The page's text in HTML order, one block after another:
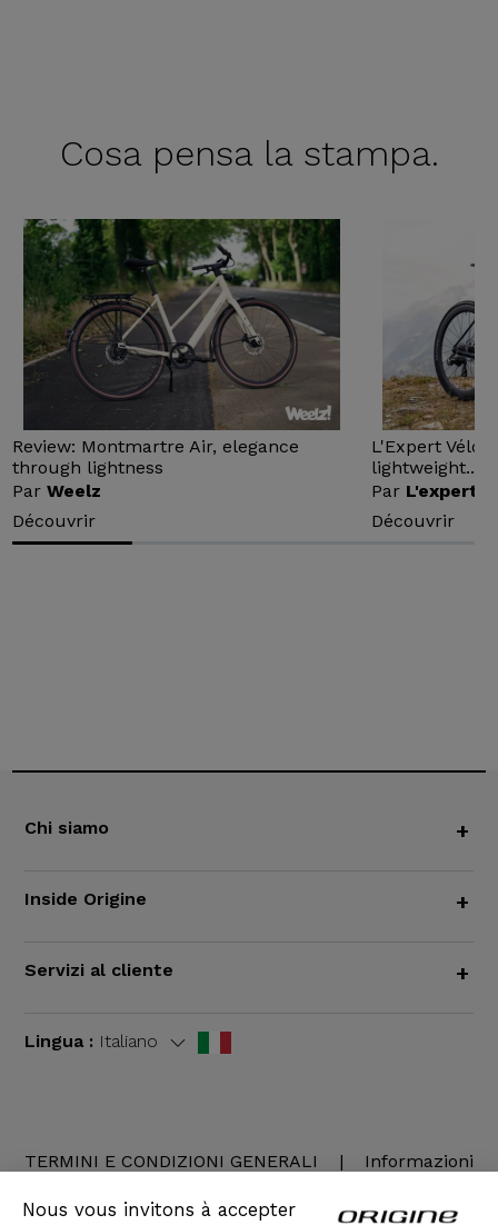
Nous vous invitons à accepter
Cosa pensala stampa.
Review: Montmartre Air, elegance
through lightness
ParWeelz
Découvrir
L'Expert Vélo
lightweight...
Par L'expert
Découvrir
Chi siamo +
Inside Origine +
Servizi al cliente +
Lingua : Italiano
TERMINI E CONDIZIONI GENERALI |
Informazioni